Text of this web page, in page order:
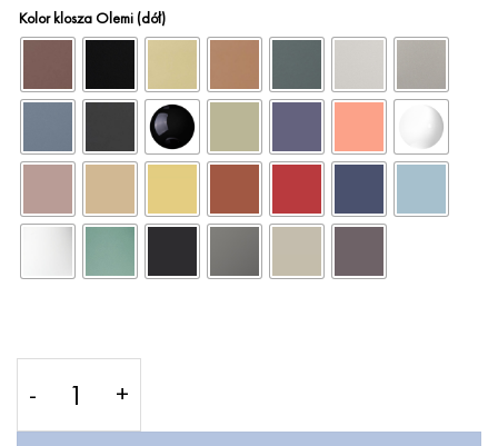
Kolor klosza Olemi (dół)